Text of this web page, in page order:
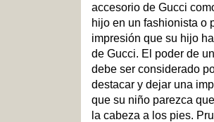
accesorio de Gucci
hijo en un fashionista o
impresión que su hijo
de Gucci. El poder de
debe ser considerado
destacar y dejar una
que su niño parezca
la cabeza a los pies.